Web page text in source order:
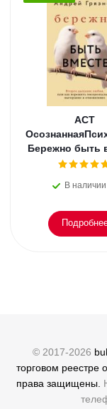
АСТ
Бережно быть
Второе
В
© 2017-2026
торговом реестре
права защищены.